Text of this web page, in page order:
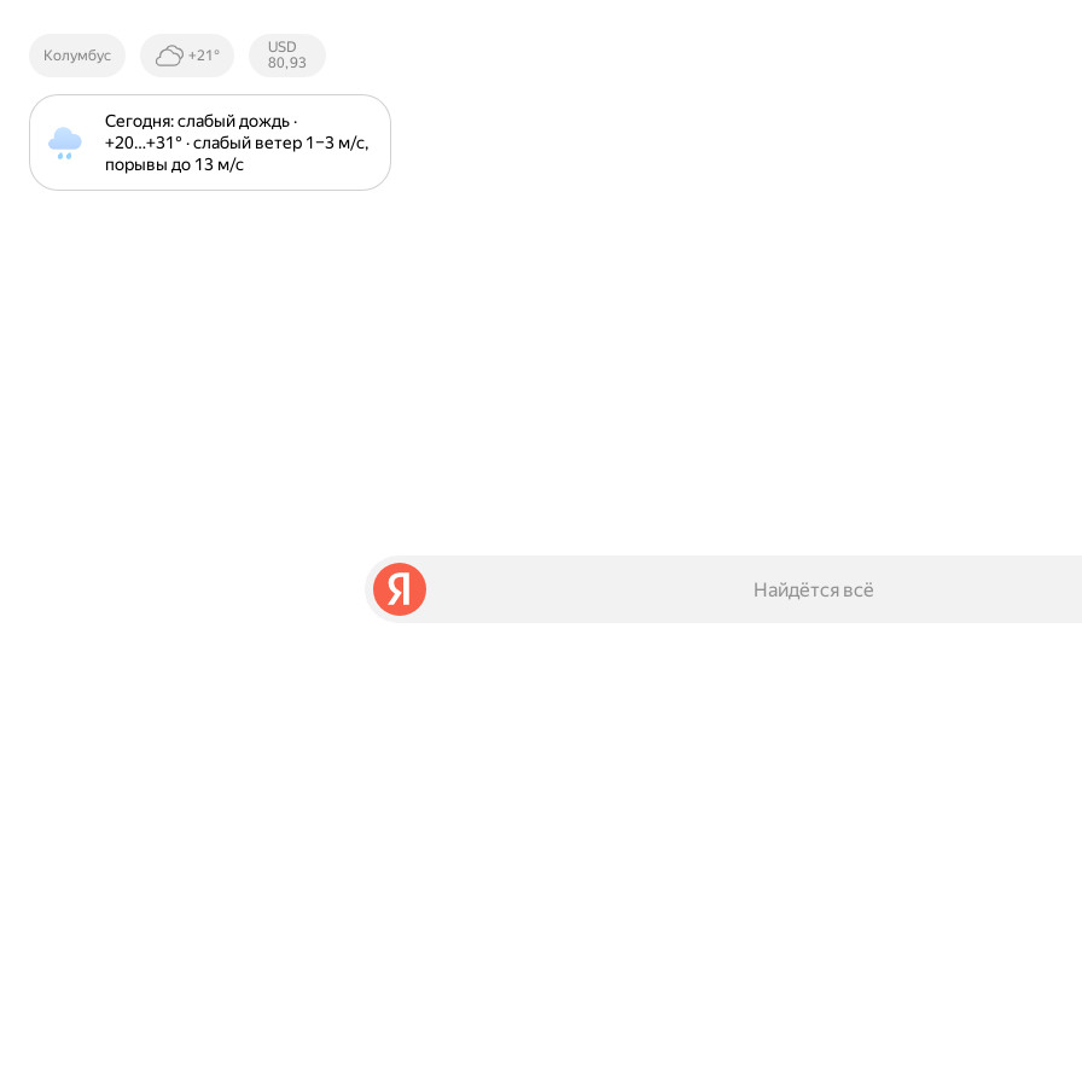
Колумбус +21°
Курсы ЦБ
РФ
USD
80,93
Сегодня: слабый дождь ·
+20⁠…⁠+31⁠° · слабый ветер 1⁠–⁠3 м⁠/⁠с,
порывы до 13 м⁠/⁠с